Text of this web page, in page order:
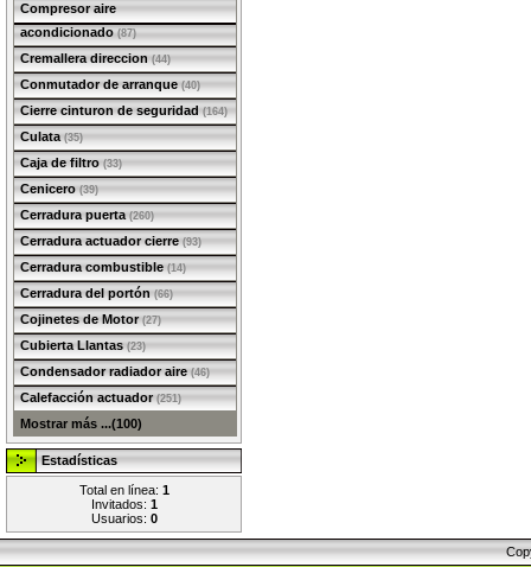
Compresor aire
acondicionado(87)
Cremallera direccion (44)
Conmutador de arranque (40)
Cierre cinturon de seguridad (164)
Culata (35)
Caja de filtro (33)
Cenicero (39)
Cerradura puerta (260)
Cerradura actuador cierre (93)
Cerradura combustible (14)
Cerradura del portón (66)
Cojinetes de Motor (27)
Cubierta Llantas (23)
Condensador radiador aire (46)
Calefacción actuador (251)
Mostrar más ...(100)
Estadísticas
Total en línea: 1
Invitados: 1
Usuarios: 0